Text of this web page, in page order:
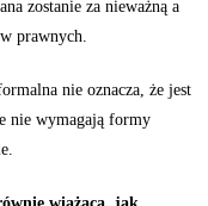
zostanie za nieważną a
prawnych.
nie oznacza, że jest
nie wymagają formy